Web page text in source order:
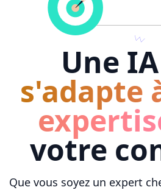
Une
s'adapte
votre
Que vous soyez un expert